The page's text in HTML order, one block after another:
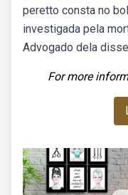
peretto consta no
investigada pela
Advogado dela
For more